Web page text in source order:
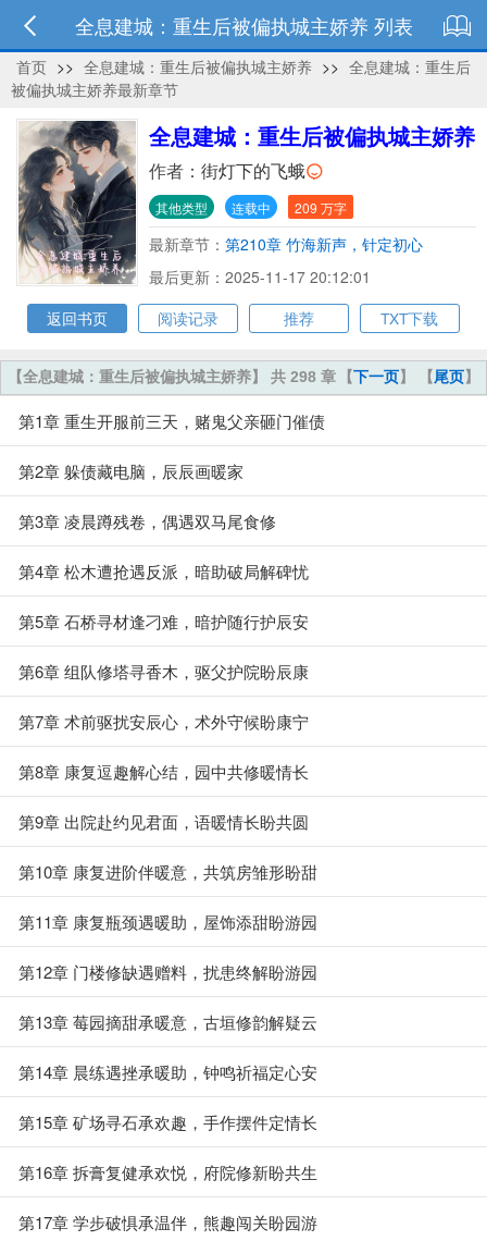
全息建城：重生后被偏执城主娇养 列表
首页 >> 全息建城：重生后被偏执城主娇养 >> 全息建城：重生后
被偏执城主娇养最新章节
全息建城：重生后被偏执城主娇养
作者： 街灯下的飞蛾
其他类型 连载中 209 万字
最新章节： 第210章 竹海新声，针定初心
最后更新：2025-11-17 20:12:01
返回书页
阅读记录 推荐 TXT下载
【下一页】 【尾页】
【全息建城：重生后被偏执城主娇养】 共 298 章
第1章 重生开服前三天，赌鬼父亲砸门催债
第2章 躲债藏电脑，辰辰画暖家
第3章 凌晨蹲残卷，偶遇双马尾食修
第4章 松木遭抢遇反派，暗助破局解碑忧
第5章 石桥寻材逢刁难，暗护随行护辰安
第6章 组队修塔寻香木，驱父护院盼辰康
第7章 术前驱扰安辰心，术外守候盼康宁
第8章 康复逗趣解心结，园中共修暖情长
第9章 出院赴约见君面，语暖情长盼共圆
第10章 康复进阶伴暖意，共筑房雏形盼甜
第11章 康复瓶颈遇暖助，屋饰添甜盼游园
第12章 门楼修缺遇赠料，扰患终解盼游园
第13章 莓园摘甜承暖意，古垣修韵解疑云
第14章 晨练遇挫承暖助，钟鸣祈福定心安
第15章 矿场寻石承欢趣，手作摆件定情长
第16章 拆膏复健承欢悦，府院修新盼共生
第17章 学步破惧承温伴，熊趣闯关盼园游